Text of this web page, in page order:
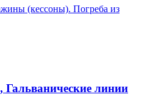
(кессоны). Погреба из
линии